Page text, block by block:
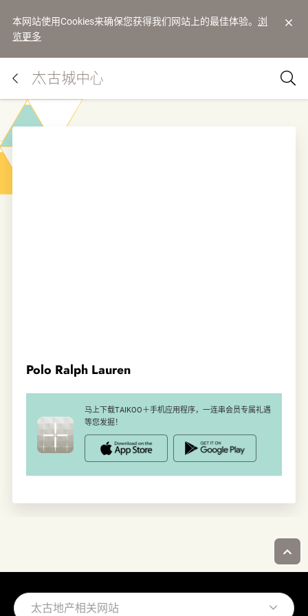
本网站使用Cookies来确保您获得我们网站上的最佳体验。 浏
览更多
Polo Ralph Lauren
马上下载TAIKOO＋手机应用程序，一连串会员专属礼遇
等您发掘！
太古地产相关网站